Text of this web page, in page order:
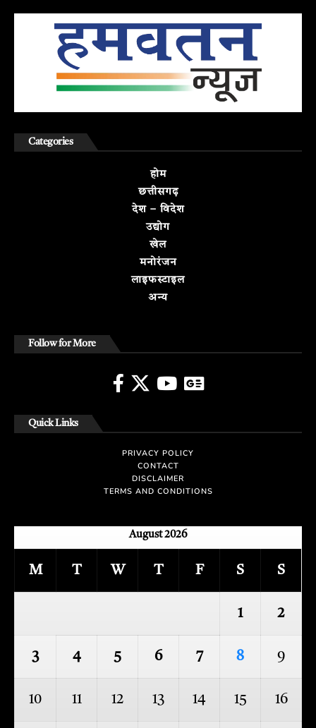
Categories
होम
छत्तीसगढ़
देश – विदेश
उद्योग
खेल
मनोरंजन
लाइफस्टाइल
अन्य
Follow for More
Quick Links
PRIVACY POLICY
CONTACT
DISCLAIMER
TERMS AND CONDITIONS
August 2026
M T W T F S S
1 2
3 4 5 6 7 8 9
10 11 12 13 14 15 16